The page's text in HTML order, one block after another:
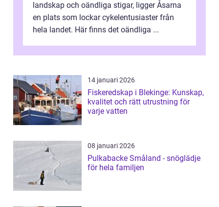
landskap och oändliga stigar, ligger Åsarna
en plats som lockar cykelentusiaster från
hela landet. Här finns det oändliga ...
14 januari 2026
Fiskeredskap i Blekinge: Kunskap,
kvalitet och rätt utrustning för
varje vatten
08 januari 2026
Pulkabacke Småland - snöglädje
för hela familjen